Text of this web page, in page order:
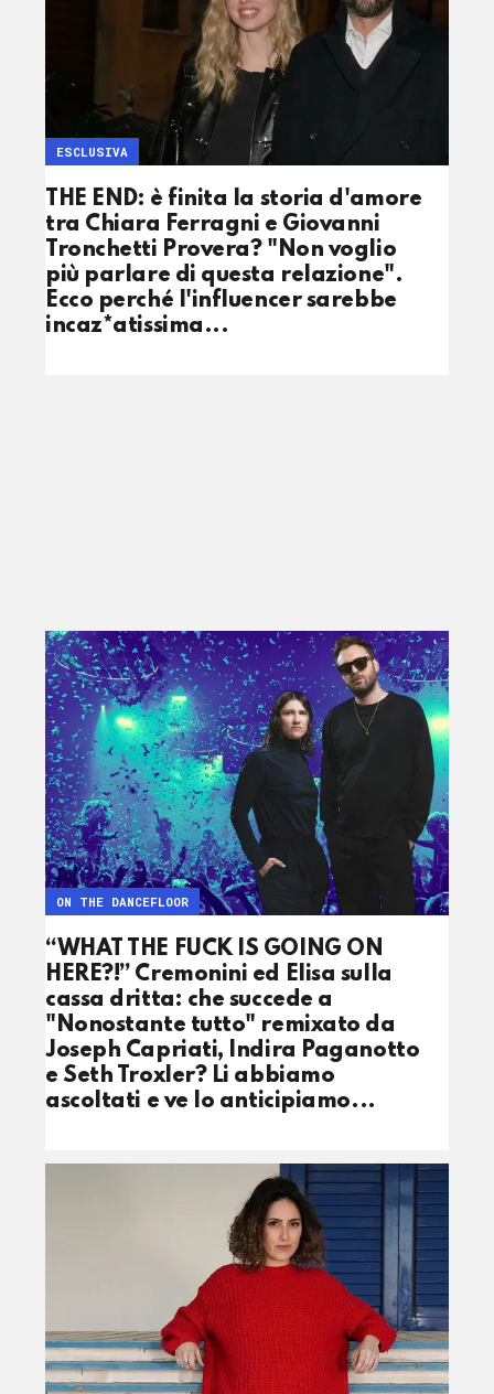
THE END: è finita la storia d'amore
tra Chiara Ferragni e Giovanni
Tronchetti Provera? "Non voglio
più parlare di questa relazione".
Ecco perché l'influencer sarebbe
incaz*atissima...
ESCLUSIVA
“WHAT THE FUCK IS GOING ON
HERE?!” Cremonini ed Elisa sulla
cassa dritta: che succede a
"Nonostante tutto" remixato da
Joseph Capriati, Indira Paganotto
e Seth Troxler? Li abbiamo
ascoltati e ve lo anticipiamo...
ON THE DANCEFLOOR